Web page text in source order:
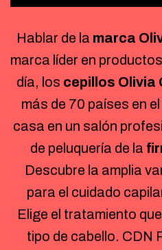
Hablar de la marca
marca líder en
día, los cepillos Olivia
más de 70 países en
casa en un salón
de peluquería de la
Descubre la amplia
para el cuidado
Elige el tratamiento
tipo de cabello. CDN